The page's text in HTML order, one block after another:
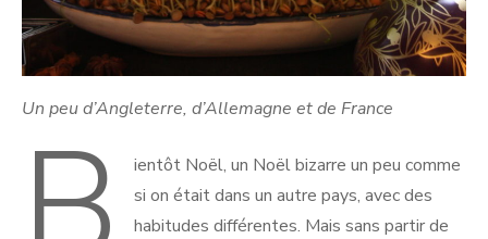
Un peu d’Angleterre, d’Allemagne et de France
ientôt Noël, un Noël bizarre un peu comme
si on était dans un autre pays, avec des
habitudes différentes. Mais sans partir de